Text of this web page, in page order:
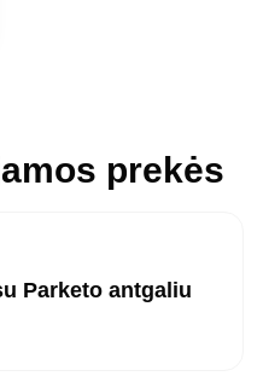
prekės
Parketo antgaliu